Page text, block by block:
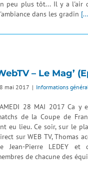
peu plus tôt... Il y a l'air
dans les gradin
– Le Mag’
mai 2017 | Informations
28 MAI 2017 Ca y
de la Coupe de
eu lieu. Ce soir, sur le
sur WEB TV, Thomas
Jean-Pierre LEDEY et
de chacune des